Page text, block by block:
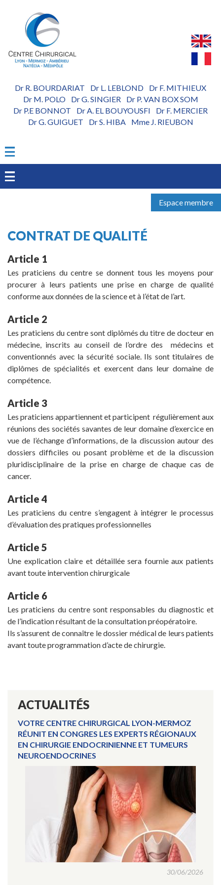
Dr R. BOURDARIAT Dr L. LEBLOND
Dr F. MITHIEUX
Dr M. POLO- Dr G. SINGIER- Dr P. VAN BOX SOM
Dr P.E BONNOT
Dr A. EL BOUYOUSFI
Dr F. MERCIER
Dr G. GUIGUET
Dr S. HIBA- Mme J. RIEUBON
Espace membre
CONTRAT DE QUALITÉ
Article 1
Les praticiens du centre se donnent tous les moyens pour
procurer à leurs patients une prise en charge de qualité
conforme aux données de la science et à l’état de l’art.
Article 2
Les praticiens du centre sont diplômés du titre de docteur en
médecine, inscrits au conseil de l’ordre des médecins et
conventionnés avec la sécurité sociale. Ils sont titulaires de
diplômes de spécialités et exercent dans leur domaine de
compétence.
Article 3
Les praticiens appartiennent et participent régulièrement aux
réunions des sociétés savantes de leur domaine d’exercice en
vue de l’échange d’informations, de la discussion autour des
dossiers difficiles ou posant problème et de la discussion
pluridisciplinaire de la prise en charge de chaque cas de
cancer.
Article 4
Les praticiens du centre s’engagent à intégrer le processus
d’évaluation des pratiques professionnelles
Article 5
Une explication claire et détaillée sera fournie aux patients
avant toute intervention chirurgicale
Article 6
Les praticiens du centre sont responsables du diagnostic et
de l’indication résultant de la consultation préopératoire.
Ils s’assurent de connaître le dossier médical de leurs patients
avant toute programmation d’acte de chirurgie.
ACTUALITÉS
VOTRE CENTRE CHIRURGICAL LYON-MERMOZ
RÉUNIT EN CONGRES LES EXPERTS RÉGIONAUX
EN CHIRURGIE ENDOCRINIENNE ET TUMEURS
NEUROENDOCRINES
30/06/2026